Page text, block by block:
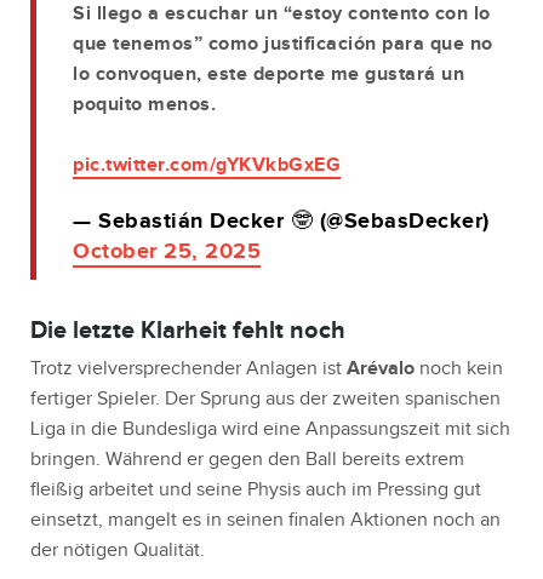
Si llego a escuchar un “estoy contento con lo
que tenemos” como justificación para que no
lo convoquen, este deporte me gustará un
poquito menos.
pic.twitter.com/gYKVkbGxEG
— Sebastián Decker 🤓 (@SebasDecker)
October 25, 2025
Die letzte Klarheit fehlt noch
Trotz vielversprechender Anlagen ist Arévalo noch kein
fertiger Spieler. Der Sprung aus der zweiten spanischen
Liga in die Bundesliga wird eine Anpassungszeit mit sich
bringen. Während er gegen den Ball bereits extrem
fleißig arbeitet und seine Physis auch im Pressing gut
einsetzt, mangelt es in seinen finalen Aktionen noch an
der nötigen Qualität.